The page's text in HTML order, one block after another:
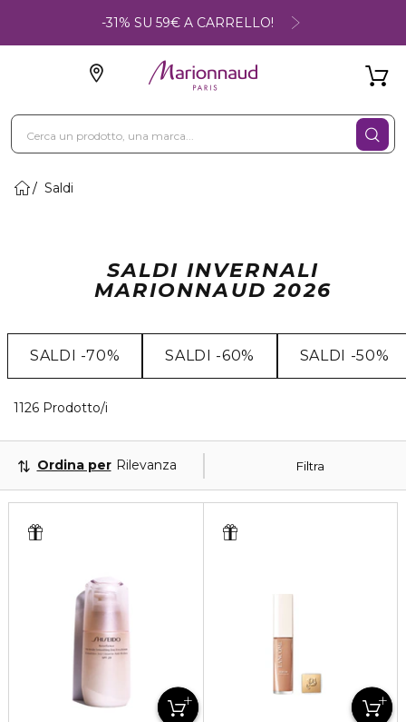
-31% SU 59€ A CARRELLO!
Saldi
SALDI INVERNALI
MARIONNAUD 2026
SALDI -70% SALDI -60% SALDI -50%
1126 Prodotto/i
Filtra
Ordina per Rilevanza